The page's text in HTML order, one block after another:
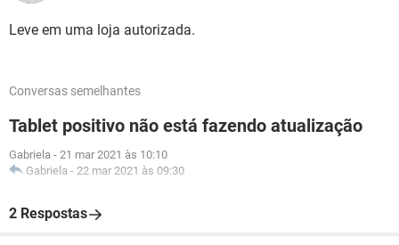
Leve em uma loja autorizada.
Conversas semelhantes
Tablet positivo não está fazendo atualização
Gabriela - 21 mar 2021 às 10:10
Gabriela - 22 mar 2021 às 09:30
2 Respostas